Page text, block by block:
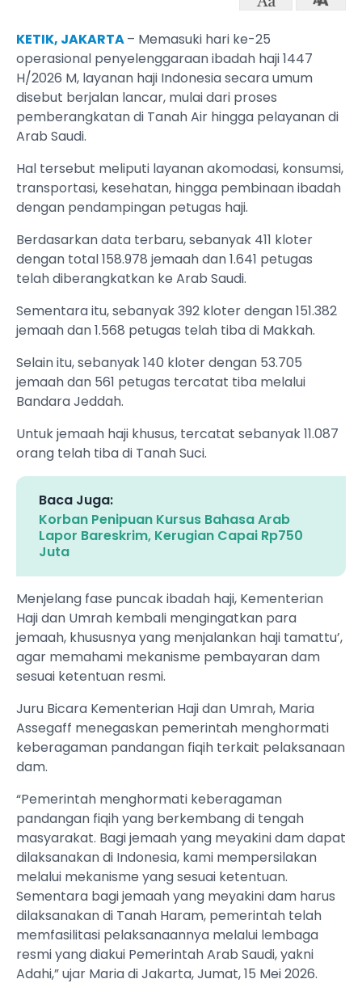
KETIK, JAKARTA– Memasuki hari ke-25
operasional penyelenggaraan ibadah haji 1447
H/2026 M, layanan haji Indonesia secara umum
disebut berjalan lancar, mulai dari proses
pemberangkatan di Tanah Air hingga pelayanan di
Arab Saudi.
Hal tersebut meliputi layanan akomodasi, konsumsi,
transportasi, kesehatan, hingga pembinaan ibadah
dengan pendampingan petugas haji.
Berdasarkan data terbaru, sebanyak 411 kloter
dengan total 158.978 jemaah dan 1.641 petugas
telah diberangkatkan ke Arab Saudi.
Sementara itu, sebanyak 392 kloter dengan 151.382
jemaah dan 1.568 petugas telah tiba di Makkah.
Selain itu, sebanyak 140 kloter dengan 53.705
jemaah dan 561 petugas tercatat tiba melalui
Bandara Jeddah.
Untuk jemaah haji khusus, tercatat sebanyak 11.087
orang telah tiba di Tanah Suci.
Baca Juga:
Korban Penipuan Kursus Bahasa Arab
Lapor Bareskrim, Kerugian Capai Rp750
Juta
Menjelang fase puncak ibadah haji, Kementerian
Haji dan Umrah kembali mengingatkan para
jemaah, khususnya yang menjalankan haji tamattu’,
agar memahami mekanisme pembayaran dam
sesuai ketentuan resmi.
Juru Bicara Kementerian Haji dan Umrah, Maria
Assegaff menegaskan pemerintah menghormati
keberagaman pandangan fiqih terkait pelaksanaan
dam.
“Pemerintah menghormati keberagaman
pandangan fiqih yang berkembang di tengah
masyarakat. Bagi jemaah yang meyakini dam dapat
dilaksanakan di Indonesia, kami mempersilakan
melalui mekanisme yang sesuai ketentuan.
Sementara bagi jemaah yang meyakini dam harus
dilaksanakan di Tanah Haram, pemerintah telah
memfasilitasi pelaksanaannya melalui lembaga
resmi yang diakui Pemerintah Arab Saudi, yakni
Adahi,” ujar Maria di Jakarta, Jumat, 15 Mei 2026.